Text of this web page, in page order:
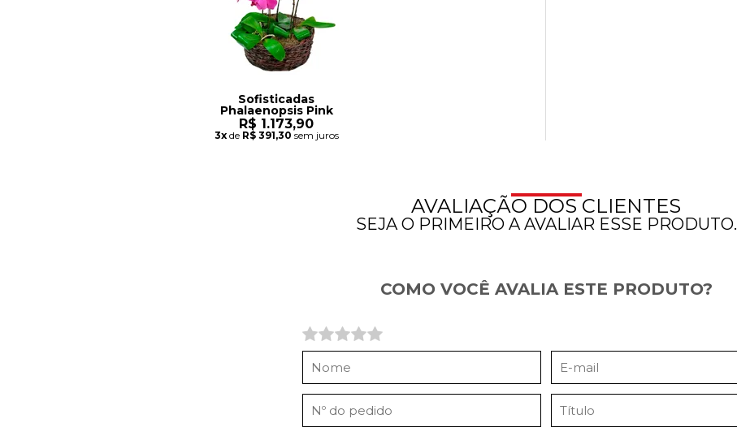
Sofisticadas
Phalaenopsis Pink
R$ 1.173,90
3xde R$ 391,30 sem juros
AVALIAÇÃO DOS CLIENTES
SEJA O PRIMEIRO A AVALIAR ESSE PRODUTO.
COMO VOCÊ AVALIA ESTE PRODUTO?